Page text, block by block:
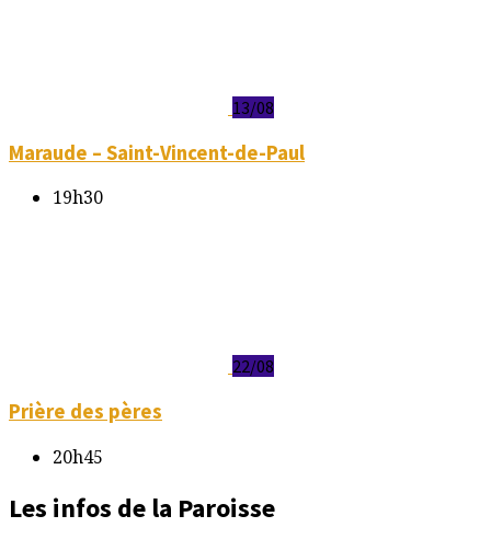
13/08
Maraude – Saint-Vincent-de-Paul
19h30
22/08
Prière des pères
20h45
Les infos de la Paroisse